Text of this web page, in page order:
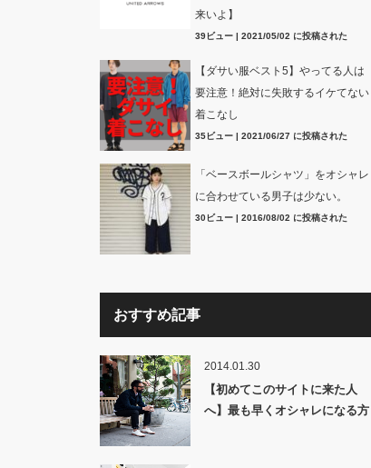
来いよ】
39ビュー| 2021/05/02 に投稿された
【ダサい服ベスト5】やってる人は
要注意！絶対に失敗するイケてない
着こなし
35ビュー| 2021/06/27 に投稿された
「ベースボールシャツ」をオシャレ
に合わせている男子は少ない。
30ビュー| 2016/08/02 に投稿された
おすすめ記事
2014.01.30
【初めてこのサイトに来た人
へ】最も早くオシャレになる方